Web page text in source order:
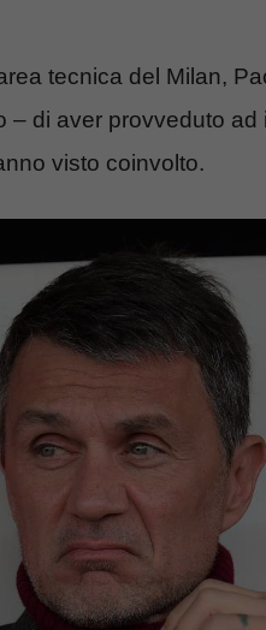
tecnica del Milan,
di aver provveduto
visto coinvolto.